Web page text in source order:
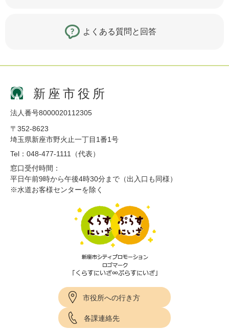
よくある質問と回答
新座市役所
法人番号8000020112305
〒352-8623
埼玉県新座市野火止一丁目1番1号
Tel：048-477-1111（代表）
窓口受付時間：
平日午前9時から午後4時30分まで（出入口も同様）
※水道お客様センターを除く
市役所への行き方
各課連絡先